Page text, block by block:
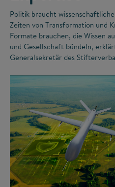
Politik braucht
Zeiten von Transformation und
Formate brauchen, die Wissen
und Gesellschaft bündeln,
Generalsekretär des